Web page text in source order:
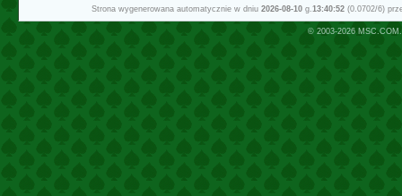
Strona wygenerowana automatycznie w dniu 2026-08-10g.13:40:52(0.0702/6)
© 2003-2026